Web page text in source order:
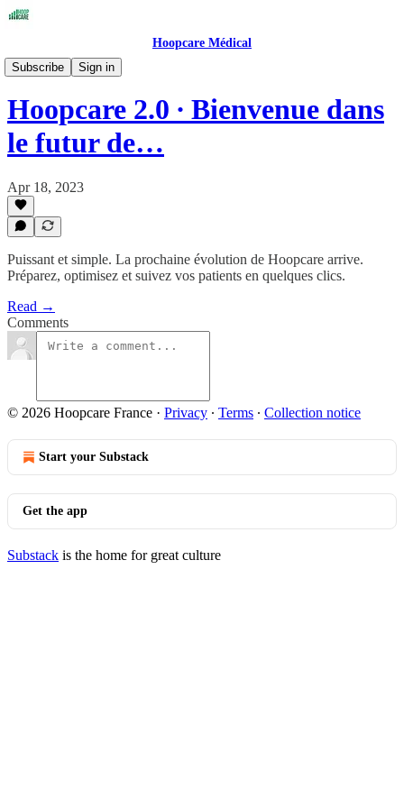
Hoopcare Médical
Subscribe
Sign in
Hoopcare - Les Informations Générales
Hoopcare 2.0 ∙ Bienvenue dans
le futur de…
Apr 18, 2023
Puissant et simple. La prochaine évolution de Hoopcare arrive.
Préparez, optimisez et suivez vos patients en quelques clics.
Read →
Comments
© 2026 Hoopcare France · Privacy ∙ Terms ∙ Collection notice
Start your Substack
Get the app
Substack is the home for great culture